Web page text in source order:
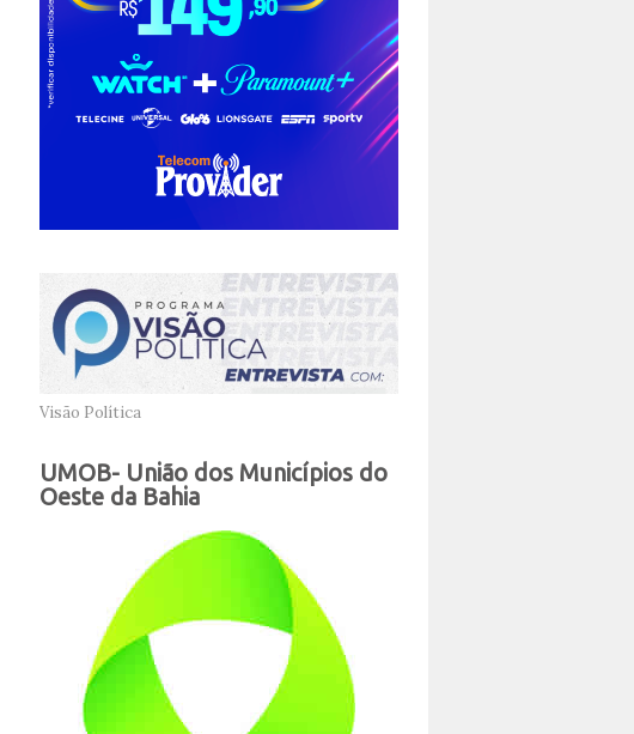
Visão Política
UMOB- União dos Municípios do
Oeste da Bahia